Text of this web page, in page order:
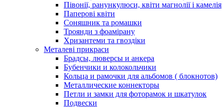
Півонії, ранункулюси, квіти магнолії і камелія
Паперові квіти
Соняшник та ромашки
Троянди з фоамірану
Хризантеми та гвоздіки
Металеві прикраси
Брадсы, люверсы и анкера
Бубенчики и колокольчики
Кольца и рамочки для альбомов ( блокнотов)
Металлические коннекторы
Петли и замки для фоторамок и шкатулок
Подвески